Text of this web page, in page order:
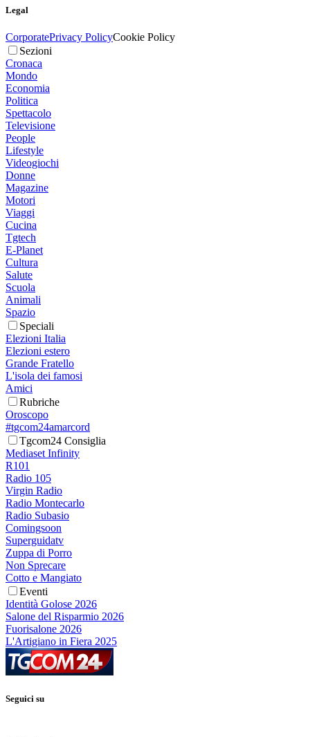
Legal
CorporatePrivacy PolicyCookie Policy
Sezioni
Cronaca
Mondo
Economia
Politica
Spettacolo
Televisione
People
Lifestyle
Videogiochi
Donne
Magazine
Motori
Viaggi
Cucina
Tgtech
E-Planet
Cultura
Salute
Scuola
Animali
Spazio
Speciali
Elezioni Italia
Elezioni estero
Grande Fratello
L'isola dei famosi
Amici
Rubriche
Oroscopo
#tgcom24amarcord
Tgcom24 Consiglia
Mediaset Infinity
R101
Radio 105
Virgin Radio
Radio Montecarlo
Radio Subasio
Comingsoon
Superguidatv
Zuppa di Porro
Non Sprecare
Cotto e Mangiato
Eventi
Identità Golose 2026
Salone del Risparmio 2026
Fuorisalone 2026
L'Artigiano in Fiera 2025
Seguici su